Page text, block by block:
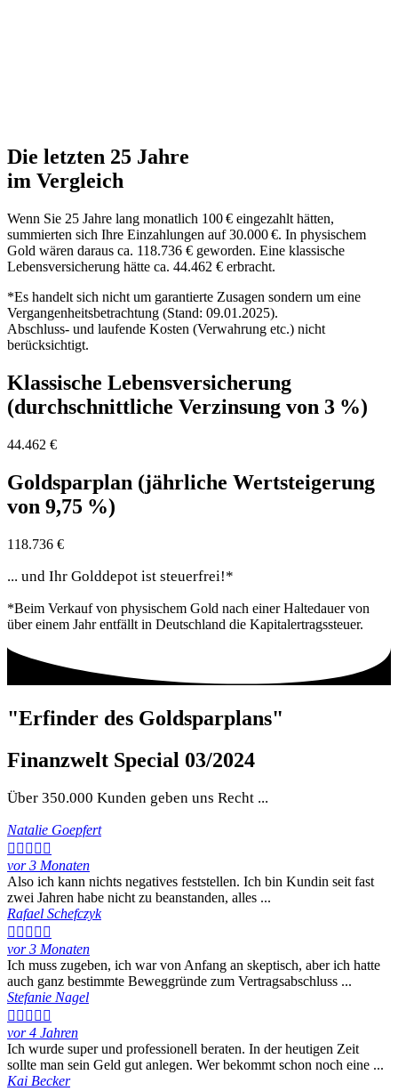
Die letzten 25 Jahre
im Vergleich
Wenn Sie 25 Jahre lang monatlich 100 € eingezahlt hätten,
summierten sich Ihre Einzahlungen auf 30.000 €. In physischem
Gold wären daraus ca. 118.736 € geworden. Eine klassische
Lebensversicherung hätte ca. 44.462 € erbracht.
*Es handelt sich nicht um garantierte Zusagen sondern um eine
Vergangenheitsbetrachtung (Stand: 09.01.2025).
Abschluss- und laufende Kosten (Verwahrung etc.) nicht
berücksichtigt.
Klassische Lebensversicherung
(durchschnittliche Verzinsung von 3 %)
44.462 €
Goldsparplan (jährliche Wertsteigerung
von 9,75 %)
118.736 €
... und Ihr Golddepot ist steuerfrei!*
*Beim Verkauf von physischem Gold nach einer Haltedauer von
über einem Jahr entfällt in Deutschland die Kapitalertragssteuer.
"Erfinder des Goldsparplans"
Finanzwelt Special 03/2024
Über 350.000 Kunden geben uns Recht ...
Natalie Goepfert
    
vor 3 Monaten
Also ich kann nichts negatives feststellen. Ich bin Kundin seit fast
zwei Jahren habe nicht zu beanstanden, alles ...
Rafael Schefczyk
    
vor 3 Monaten
Ich muss zugeben, ich war von Anfang an skeptisch, aber ich hatte
auch ganz bestimmte Beweggründe zum Vertragsabschluss ...
Stefanie Nagel
    
vor 4 Jahren
Ich wurde super und professionell beraten. In der heutigen Zeit
sollte man sein Geld gut anlegen. Wer bekommt schon noch eine ...
Kai Becker